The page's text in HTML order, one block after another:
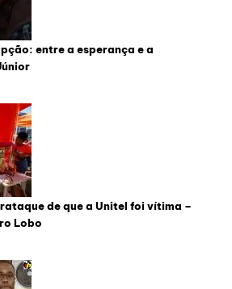
entre a esperança e a
de que a Unitel foi vítima –
Lobo